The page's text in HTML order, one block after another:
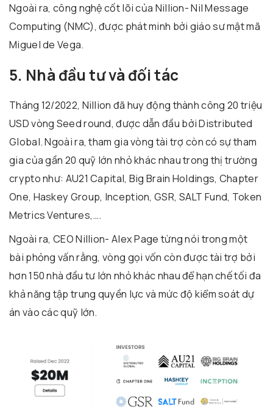
Ngoài ra, công nghệ cốt lõi của Nillion- Nil Message
Computing (NMC), được phát minh bởi giáo sư mật mã
Miguel de Vega.
5. Nhà đầu tư và đối tác
Tháng 12/2022, Nillion đã huy động thành công 20 triệu
USD vòng Seed round, được dẫn đầu bởi Distributed
Global. Ngoài ra, tham gia vòng tài trợ còn có sự tham
gia của gần 20 quỹ lớn nhỏ khác nhau trong thị trường
crypto như: AU21 Capital, Big Brain Holdings, Chapter
One, Haskey Group, Inception, GSR, SALT Fund, Token
Metrics Ventures,….
Ngoài ra, CEO Nillion- Alex Page từng nói trong một
bài phỏng vấn rằng, vòng gọi vốn còn được tài trợ bởi
hơn 150 nhà đầu tư lớn nhỏ khác nhau để hạn chế tối đa
khả năng tập trung quyền lực và mức độ kiểm soát dự
án vào các quỹ lớn.